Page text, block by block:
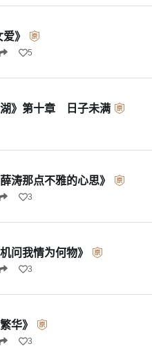
》
5
湖》第十章 日子未满
涛那点不雅的心思》
3
问我情为何物》
3
华》
3